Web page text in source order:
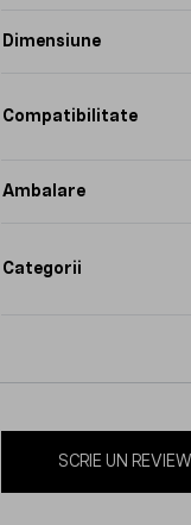
Dimensiune
Compatibilitate
Ambalare
Categorii
SCRIE UN REVIEW